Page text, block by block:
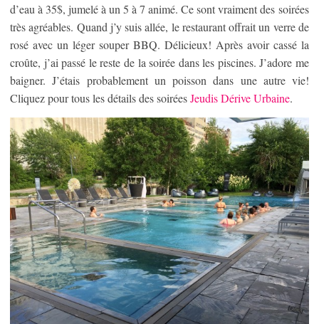
d’eau à 35$, jumelé à un 5 à 7 animé. Ce sont vraiment des soirées
très agréables. Quand j’y suis allée, le restaurant offrait un verre de
rosé avec un léger souper BBQ. Délicieux! Après avoir cassé la
croûte, j’ai passé le reste de la soirée dans les piscines. J’adore me
baigner. J’étais probablement un poisson dans une autre vie!
Cliquez pour tous les détails des soiréesJeudis Dérive Urbaine.